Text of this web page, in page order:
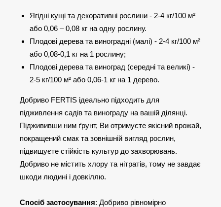
Ягідні кущі та декоративні рослини - 2-4 кг/100 м²
або 0,06 – 0,08 кг на одну рослину.
Плодові дерева та виноградні (малі) - 2-4 кг/100 м²
або 0,08-0,1 кг на 1 рослину;
Плодові дерева та виноград (середні та великі) -
2-5 кг/100 м² або 0,06-1 кг на 1 дерево.
Добриво FERTIS ідеально підходить для
підживлення садів та винограду на вашій ділянці.
Піджививши ним ґрунт, Ви отримуєте якісний врожай,
покращений смак та зовнішній вигляд рослин,
підвищуєте стійкість культур до захворювань.
Добриво не містить хлору та нітратів, тому не завдає
шкоди людині і довкіллю.
Спосіб застосування: Добриво рівномірно